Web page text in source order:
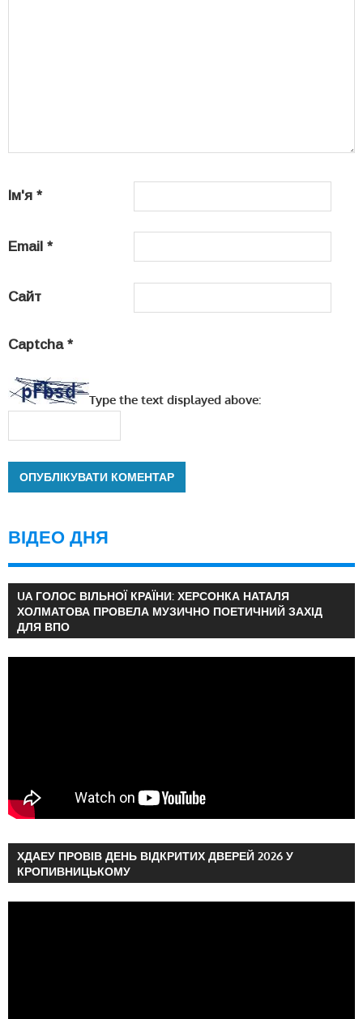
Ім'я *
Email *
Сайт
Captcha *
Type the text displayed above:
ВІДЕО ДНЯ
UA ГОЛОС ВІЛЬНОЇ КРАЇНИ: ХЕРСОНКА НАТАЛЯ
ХОЛМАТОВА ПРОВЕЛА МУЗИЧНО ПОЕТИЧНИЙ ЗАХІД
ДЛЯ ВПО
ХДАЕУ ПРОВІВ ДЕНЬ ВІДКРИТИХ ДВЕРЕЙ 2026 У
КРОПИВНИЦЬКОМУ